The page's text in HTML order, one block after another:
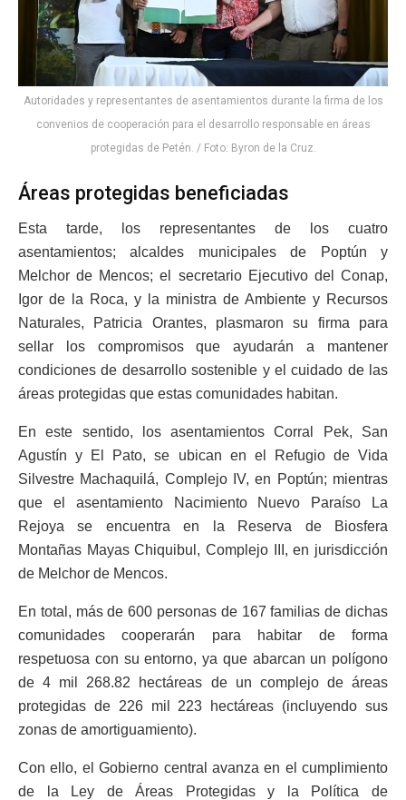
Autoridades y representantes de asentamientos durante la firma de los
convenios de cooperación para el desarrollo responsable en áreas
protegidas de Petén. / Foto: Byron de la Cruz.
Áreas protegidas beneficiadas
Esta tarde, los representantes de los cuatro
asentamientos; alcaldes municipales de Poptún y
Melchor de Mencos; el secretario Ejecutivo del Conap,
Igor de la Roca, y la ministra de Ambiente y Recursos
Naturales, Patricia Orantes, plasmaron su firma para
sellar los compromisos que ayudarán a mantener
condiciones de desarrollo sostenible y el cuidado de las
áreas protegidas que estas comunidades habitan.
En este sentido, los asentamientos Corral Pek, San
Agustín y El Pato, se ubican en el Refugio de Vida
Silvestre Machaquilá, Complejo IV, en Poptún; mientras
que el asentamiento Nacimiento Nuevo Paraíso La
Rejoya se encuentra en la Reserva de Biosfera
Montañas Mayas Chiquibul, Complejo III, en jurisdicción
de Melchor de Mencos.
En total, más de 600 personas de 167 familias de dichas
comunidades cooperarán para habitar de forma
respetuosa con su entorno, ya que abarcan un polígono
de 4 mil 268.82 hectáreas de un complejo de áreas
protegidas de 226 mil 223 hectáreas (incluyendo sus
zonas de amortiguamiento).
Con ello, el Gobierno central avanza en el cumplimiento
de la Ley de Áreas Protegidas y la Política de